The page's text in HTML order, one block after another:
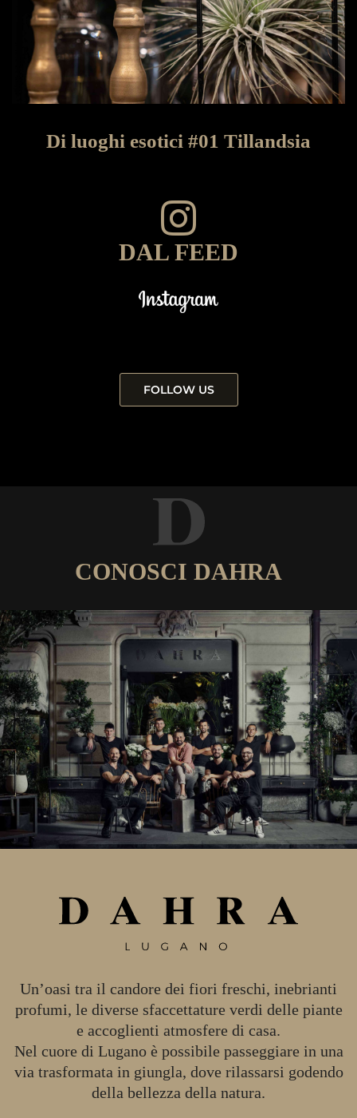
Di luoghi esotici #01 Tillandsia
DAL FEED
FOLLOW US
CONOSCI DAHRA
Un’oasi tra il candore dei fiori freschi, inebrianti
profumi, le diverse sfaccettature verdi delle piante
e accoglienti atmosfere di casa.
Nel cuore di Lugano è possibile passeggiare in una
via trasformata in giungla, dove rilassarsi godendo
della bellezza della natura.